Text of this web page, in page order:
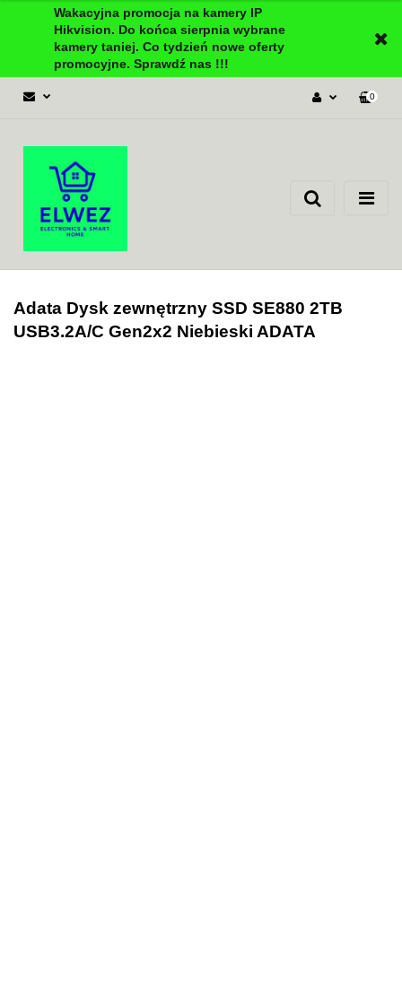
Wakacyjna promocja na kamery IP
Hikvision. Do końca sierpnia wybrane
kamery taniej. Co tydzień nowe oferty
promocyjne. Sprawdź nas !!!
Zgody cookies
0
Adata Dysk zewnętrzny SSD SE880 2TB
USB3.2A/C Gen2x2 Niebieski ADATA